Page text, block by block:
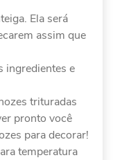
Ela será
assim que
ingredientes e
trituradas
pronto você
para decorar!
temperatura